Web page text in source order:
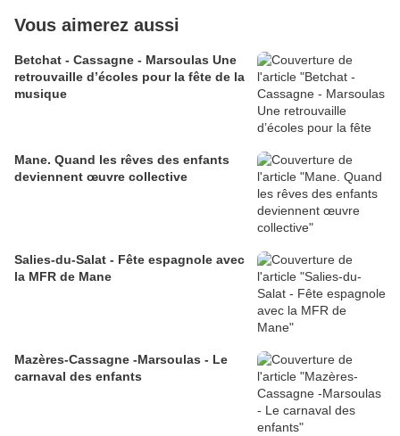
Vous aimerez aussi
Betchat - Cassagne - Marsoulas Une
retrouvaille d’écoles pour la fête de la
musique
Mane. Quand les rêves des enfants
deviennent œuvre collective
Salies-du-Salat - Fête espagnole avec
la MFR de Mane
Mazères-Cassagne -Marsoulas - Le
carnaval des enfants